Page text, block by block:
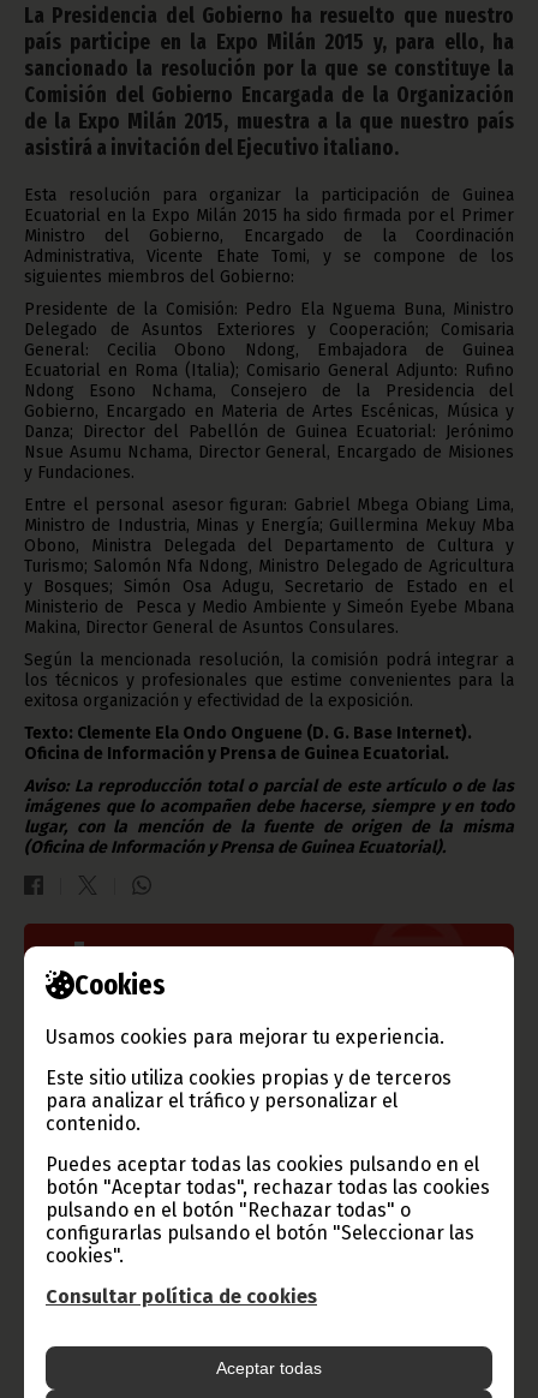
Cookies
Usamos cookies para mejorar tu experiencia.
Este sitio utiliza cookies propias y de terceros
para analizar el tráfico y personalizar el
contenido.
Puedes aceptar todas las cookies pulsando en el
botón "Aceptar todas", rechazar todas las cookies
pulsando en el botón "Rechazar todas" o
configurarlas pulsando el botón "Seleccionar las
cookies".
Consultar política de cookies
Aceptar todas
La Presidencia del Gobierno ha resuelto que nuestro
país participe en la Expo Milán 2015 y, para ello, ha
sancionado la resolución por la que se constituye la
Comisión del Gobierno Encargada de la Organización
de la Expo Milán 2015, muestra a la que nuestro país
asistirá a invitación del Ejecutivo italiano.
Esta resolución para organizar la participación de Guinea
Ecuatorial en la Expo Milán 2015 ha sido firmada por el Primer
Ministro del Gobierno, Encargado de la Coordinación
Administrativa, Vicente Ehate Tomi, y se compone de los
siguientes miembros del Gobierno:
Presidente de la Comisión: Pedro Ela Nguema Buna, Ministro
Delegado de Asuntos Exteriores y Cooperación; Comisaria
General: Cecilia Obono Ndong, Embajadora de Guinea
Ecuatorial en Roma (Italia); Comisario General Adjunto: Rufino
Ndong Esono Nchama, Consejero de la Presidencia del
Gobierno, Encargado en Materia de Artes Escénicas, Música y
Danza; Director del Pabellón de Guinea Ecuatorial: Jerónimo
Nsue Asumu Nchama, Director General, Encargado de Misiones
y Fundaciones.
Entre el personal asesor figuran: Gabriel Mbega Obiang Lima,
Ministro de Industria, Minas y Energía; Guillermina Mekuy Mba
Obono, Ministra Delegada del Departamento de Cultura y
Turismo; Salomón Nfa Ndong, Ministro Delegado de Agricultura
y Bosques; Simón Osa Adugu, Secretario de Estado en el
Ministerio de Pesca y Medio Ambiente y Simeón Eyebe Mbana
Makina, Director General de Asuntos Consulares.
Según la mencionada resolución, la comisión podrá integrar a
los técnicos y profesionales que estime convenientes para la
exitosa organización y efectividad de la exposición.
Texto: Clemente Ela Ondo Onguene (D. G. Base Internet).
Oficina de Información y Prensa de Guinea Ecuatorial.
Aviso: La reproducción total o parcial de este artículo o de las
imágenes que lo acompañen debe hacerse, siempre y en todo
lugar, con la mención de la fuente de origen de la misma
(Oficina de Información y Prensa de Guinea Ecuatorial).
Gobierno e Instituciones
Información de Guinea Ecuatorial
TVGE
Ecuatorial
Haz click aquí para escuchar ahora